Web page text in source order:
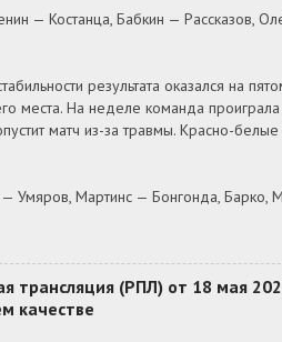
— Костанца, Бабкин — Рассказов,
результата оказался на
места. На неделе команда
матч из-за травмы. Красно-
Умяров, Мартинс — Бонгонда, Барко,
трансляция (РПЛ) от 18 мая
качестве